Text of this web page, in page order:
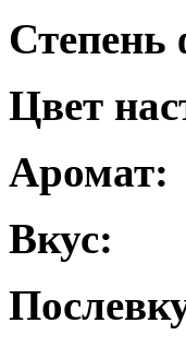
Степень
Цвет
Аромат:
Вкус: